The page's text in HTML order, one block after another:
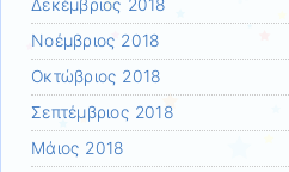
Δεκέμβριος 2018
Νοέμβριος 2018
Οκτώβριος 2018
Σεπτέμβριος 2018
Μάιος 2018